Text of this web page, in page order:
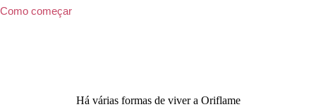
Como começar
Há várias formas de viver a Oriflame